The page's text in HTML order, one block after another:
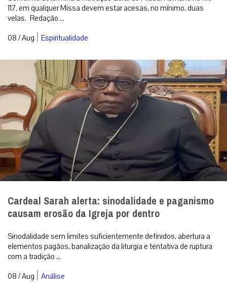
117, em qualquer Missa devem estar acesas, no mínimo, duas
velas. Redação ...
08 / Aug | Espiritualidade
Cardeal Sarah alerta: sinodalidade e paganismo
causam erosão da Igreja por dentro
Sinodalidade sem limites suficientemente definidos, abertura a
elementos pagãos, banalização da liturgia e tentativa de ruptura
com a tradição ...
08 / Aug | Análise